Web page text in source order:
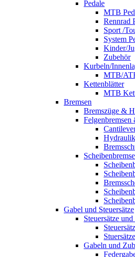
Pedale
MTB
Rennrad
Sport /
System
Kinder/
Zubehör
Kurbeln/
MTB/
Kettenblätter
MTB
Bremsen
Bremszüge &
Gabel und Steuersätze
Steuersätze
Gabeln und